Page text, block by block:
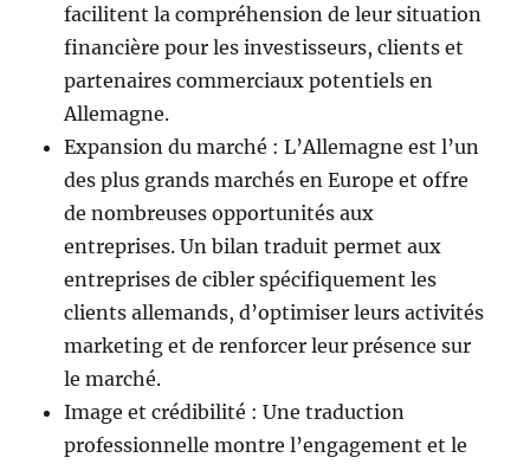
facilitent la compréhension de leur situation
financière pour les investisseurs, clients et
partenaires commerciaux potentiels en
Allemagne.
Expansion du marché : L’Allemagne est l’un
des plus grands marchés en Europe et offre
de nombreuses opportunités aux
entreprises. Un bilan traduit permet aux
entreprises de cibler spécifiquement les
clients allemands, d’optimiser leurs activités
marketing et de renforcer leur présence sur
le marché.
Image et crédibilité : Une traduction
professionnelle montre l’engagement et le